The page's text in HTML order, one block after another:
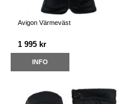
Avigon Värmeväst
1 995 kr
INFO